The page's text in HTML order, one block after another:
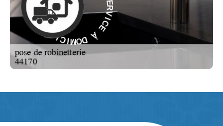
S
E
R
V
C
E I
C
E
À
D
O
M
I
C
I
L
E
-